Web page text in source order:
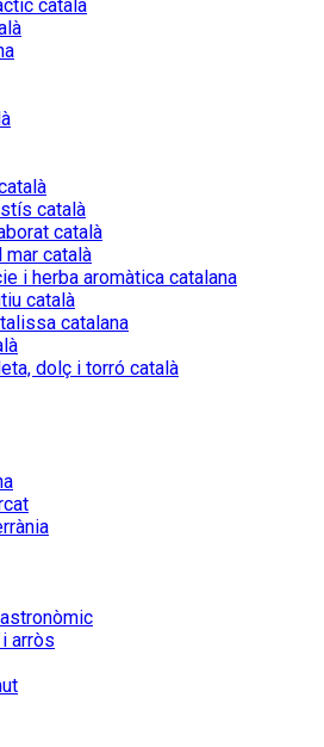
català
català
català
català
i herba aromàtica catalana
català
catalana
dolç i torró català
arròs